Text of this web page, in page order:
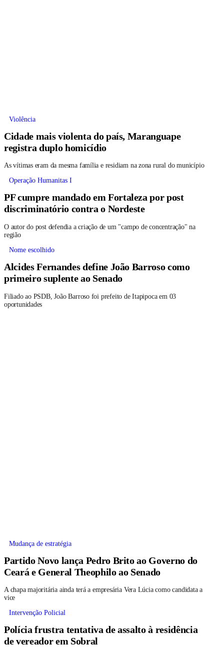
Violência
Cidade mais violenta do país, Maranguape
registra duplo homicídio
As vítimas eram da mesma família e residiam na zona rural do município
Operação Humanitas I
PF cumpre mandado em Fortaleza por post
discriminatório contra o Nordeste
O autor do post defendia a criação de um "campo de concentração" na
região
Nome escolhido
Alcides Fernandes define João Barroso como
primeiro suplente ao Senado
Filiado ao PSDB, João Barroso foi prefeito de Itapipoca em 03
oportunidades
Mudança de estratégia
Partido Novo lança Pedro Brito ao Governo do
Ceará e General Theophilo ao Senado
A chapa majoritária ainda terá a empresária Vera Lúcia como candidata a
vice
Intervenção Policial
Polícia frustra tentativa de assalto à residência
de vereador em Sobral